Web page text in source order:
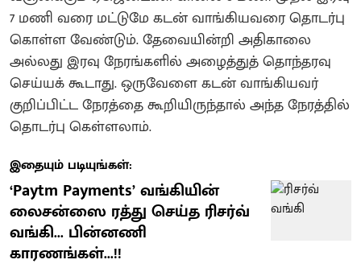
7 மணி வரை மட்டுமே கடன் வாங்கியவரை தொடர்பு
கொள்ள வேண்டும். தேவையின்றி அதிகாலை
அல்லது இரவு நேரங்களில் அழைத்துத் தொந்தரவு
செய்யக் கூடாது. ஒருவேளை கடன் வாங்கியவர்
குறிப்பிட்ட நேரத்தை கூறியிருந்தால் அந்த நேரத்தில்
தொடர்பு கெள்ளலாம்.
இதையும் படியுங்கள்:
‘Paytm Payments’ வங்கியின்
லைசன்ஸை ரத்து செய்த ரிசர்வ்
வங்கி... பின்னணி
காரணங்கள்...!!